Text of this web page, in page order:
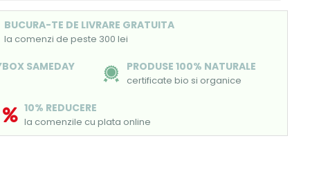
BUCURA-TE DE LIVRARE GRATUITA
la comenzi de peste 300 lei
SAMEDAY PRODUSE 100% NATURALE
certificate bio si organice
10% REDUCERE
la comenzile cu plata online